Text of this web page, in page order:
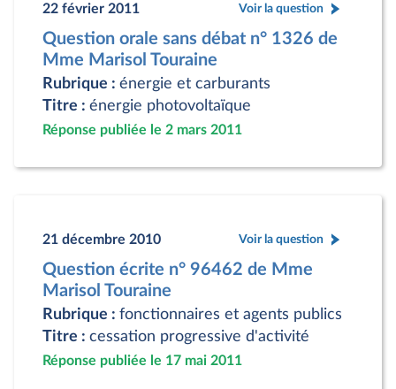
22 février 2011 Voir la question
Question orale sans débat n° 1326 de
Mme Marisol Touraine
Rubrique : énergie et carburants
Titre : énergie photovoltaïque
Réponse publiée le 2 mars 2011
21 décembre 2010 Voir la question
Question écrite n° 96462 de Mme
Marisol Touraine
Rubrique : fonctionnaires et agents publics
Titre : cessation progressive d'activité
Réponse publiée le 17 mai 2011